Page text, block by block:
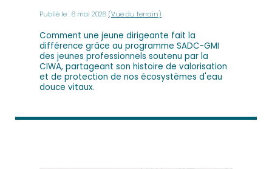
Publié le : 6 mai 2026 (Vue du terrain)
Comment une jeune dirigeante fait la
différence grâce au programme SADC-GMI
des jeunes professionnels soutenu par la
CIWA, partageant son histoire de valorisation
et de protection de nos écosystèmes d'eau
douce vitaux.